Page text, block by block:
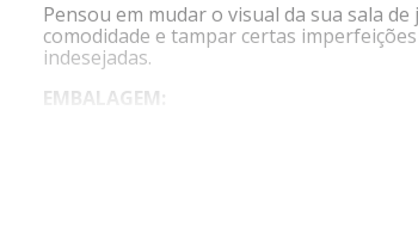
Pensou em mudar o visual da sua sala
comodidade e tampar certas
indesejadas.
EMBALAGEM: